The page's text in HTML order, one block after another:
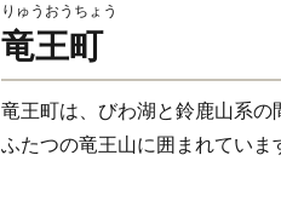
りゅうおうちょう
竜王町
竜王町は、びわ湖と鈴鹿山系
ふたつの竜王山に囲まれていま